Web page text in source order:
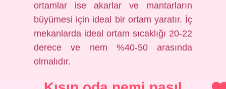
ortamlar ise akarlar ve mantarların
büyümesi için ideal bir ortam yaratır. İç
mekanlarda ideal ortam sıcaklığı 20-22
derece ve nem %40-50 arasında
olmalıdır.